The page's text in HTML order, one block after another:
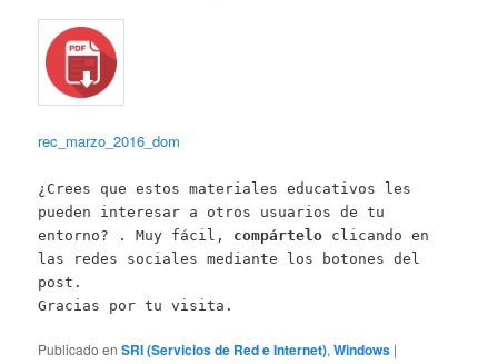
rec_marzo_2016_dom
¿Crees que estos materiales educativos les
pueden interesar a otros usuarios de tu
entorno? . Muy fácil, compártelo clicando en
las redes sociales mediante los botones del
post.
Gracias por tu visita.
Publicado en SRI (Servicios de Red e Internet),Windows |